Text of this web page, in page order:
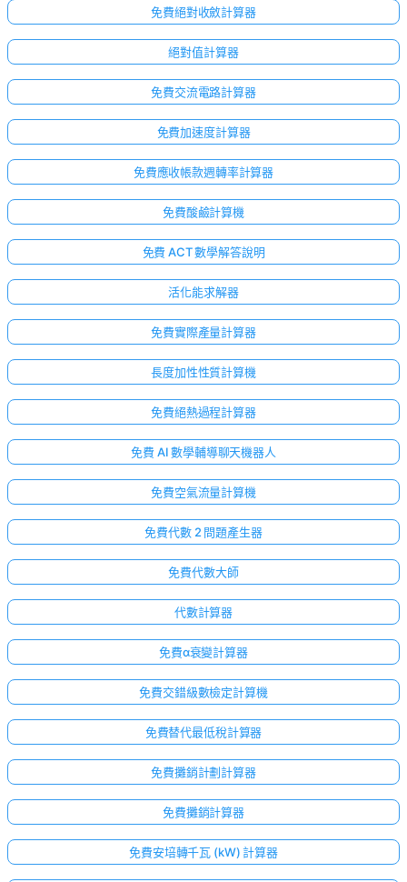
免費絕對收斂計算器
絕對值計算器
免費交流電路計算器
免費加速度計算器
免費應收帳款週轉率計算器
免費酸鹼計算機
免費 ACT 數學解答說明
活化能求解器
免費實際產量計算器
長度加性性質計算機
免費絕熱過程計算器
免費 AI 數學輔導聊天機器人
免費空氣流量計算機
免費代數 2 問題產生器
免費代數大師
代數計算器
免費α衰變計算器
免費交錯級數檢定計算機
免費替代最低稅計算器
免費攤銷計劃計算器
免費攤銷計算器
免費安培轉千瓦 (kW) 計算器